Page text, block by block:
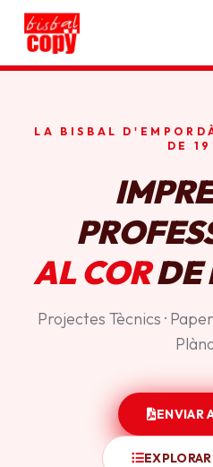
HORARI
LA BISBAL
DE
AL CORDE
Projectes Tècnics ·
ENVIAR